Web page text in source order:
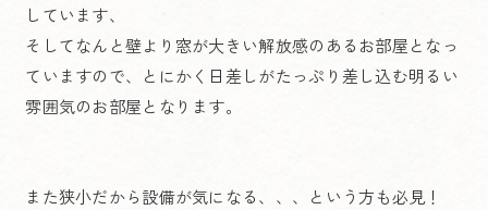
しています、
そしてなんと壁より窓が大きい解放感のあるお部屋となっ
ていますので、とにかく日差しがたっぷり差し込む明るい
雰囲気のお部屋となります。
また狭小だから設備が気になる、、、という方も必見！